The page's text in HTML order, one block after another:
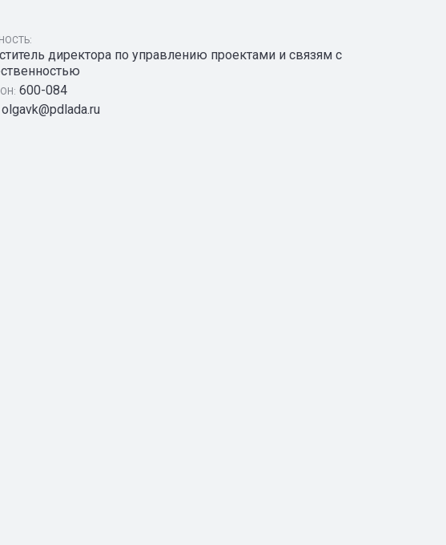
директора по управлению проектами и связям с
600-084
olgavk@pdlada.ru